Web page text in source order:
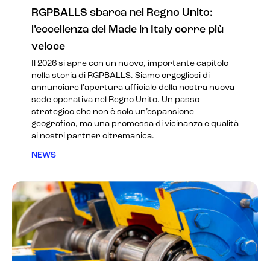
RGPBALLS sbarca nel Regno Unito:
l’eccellenza del Made in Italy corre più
veloce
Il 2026 si apre con un nuovo, importante capitolo
nella storia di RGPBALLS. Siamo orgogliosi di
annunciare l'apertura ufficiale della nostra nuova
sede operativa nel Regno Unito. Un passo
strategico che non è solo un’espansione
geografica, ma una promessa di vicinanza e qualità
ai nostri partner oltremanica.
NEWS